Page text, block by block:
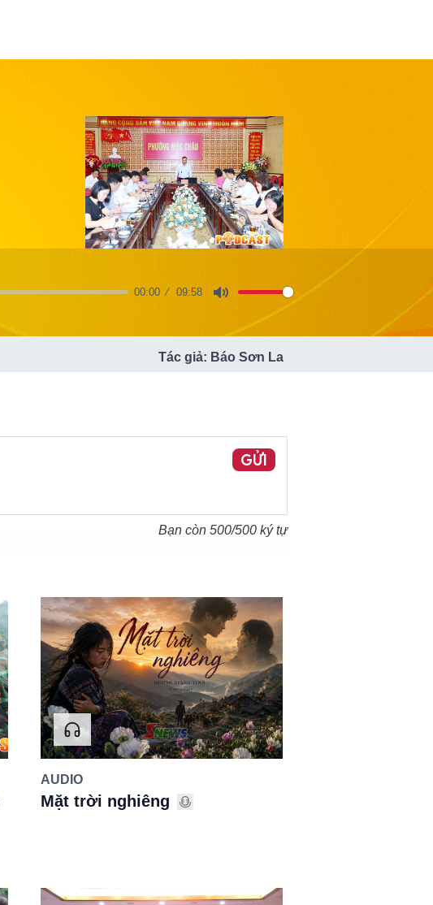
00:00 09:58
Tác giả: Báo Sơn La
GỬI
Bạn còn 500/500 ký tự
AUDIO
Mặt trời nghiêng